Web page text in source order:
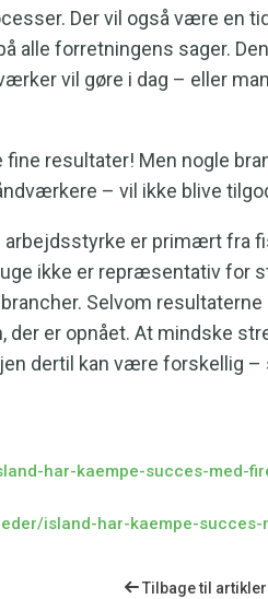
Der vil også være en
alle forretningens sager.
vil gøre i dag – eller
fine resultater! Men nogle
– vil ikke blive
arbejdsstyrke er primært fra
ikke er repræsentativ for
Selvom
er opnået. At mindske
dertil kan være forskellig
har-kaempe-succes-med-
island-har-kaempe-succes-
Tilbage til artikler